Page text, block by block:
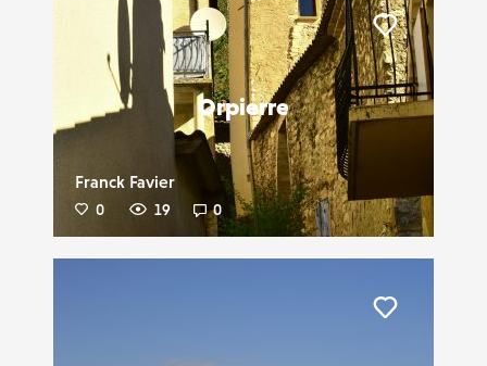
Orpierre
Franck Favier
0 19 0
Liker